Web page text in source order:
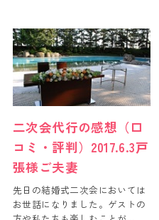
二次会代行の感想（口
コミ・評判）2017.6.3戸
張様ご夫妻
先日の結婚式二次会においては
お世話になりました。ゲストの